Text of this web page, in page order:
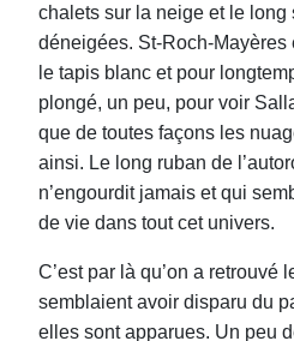
chalets sur la neige et le long
déneigées. St-Roch-
le tapis blanc et pour
plongé, un peu, pour voir
que de toutes façons les
ainsi. Le long ruban de
n’engourdit jamais et qui
de vie dans tout cet univers.
C’est par là qu’on a retrouvé
semblaient avoir disparu du
elles sont apparues. Un peu